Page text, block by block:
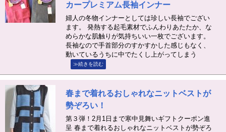
カープレミアム長袖インナー
婦人の冬物インナーとしては珍しい長袖でござい
ます。 発熱する起毛素材でふんわりあたたか、な
めらかな肌触りが気持ちいい一枚でございます。
長袖なので手首部分のすかすかした感じもなく、
動いているうちに中でたくし上がってしまう
≫続きを読む
春まで着れるおしゃれなニットベストが
勢ぞろい！
第３弾！2月1日まで寒中見舞いギフトクーポン進
呈 春まで着れるおしゃれなニットベストが勢ぞろ